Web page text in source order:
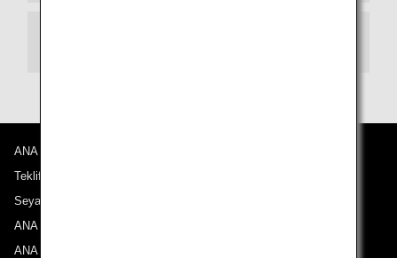
ANA Hakkında
Teklifler ve Duyurular
Seyahat Noktalarımız
ANA Deneyimi
ANA Mileage Club